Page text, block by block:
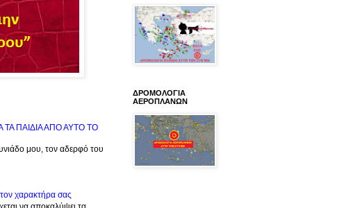
ΤΑ ΠΑΙΔΙΑ ΑΠΟ ΑΥΤΟ ΤΟ
μου, τον αδερφό του
χαρακτήρα σας
ΔΡΟΜΟΛΟΓΙΑ
ΑΕΡΟΠΛΑΝΩΝ